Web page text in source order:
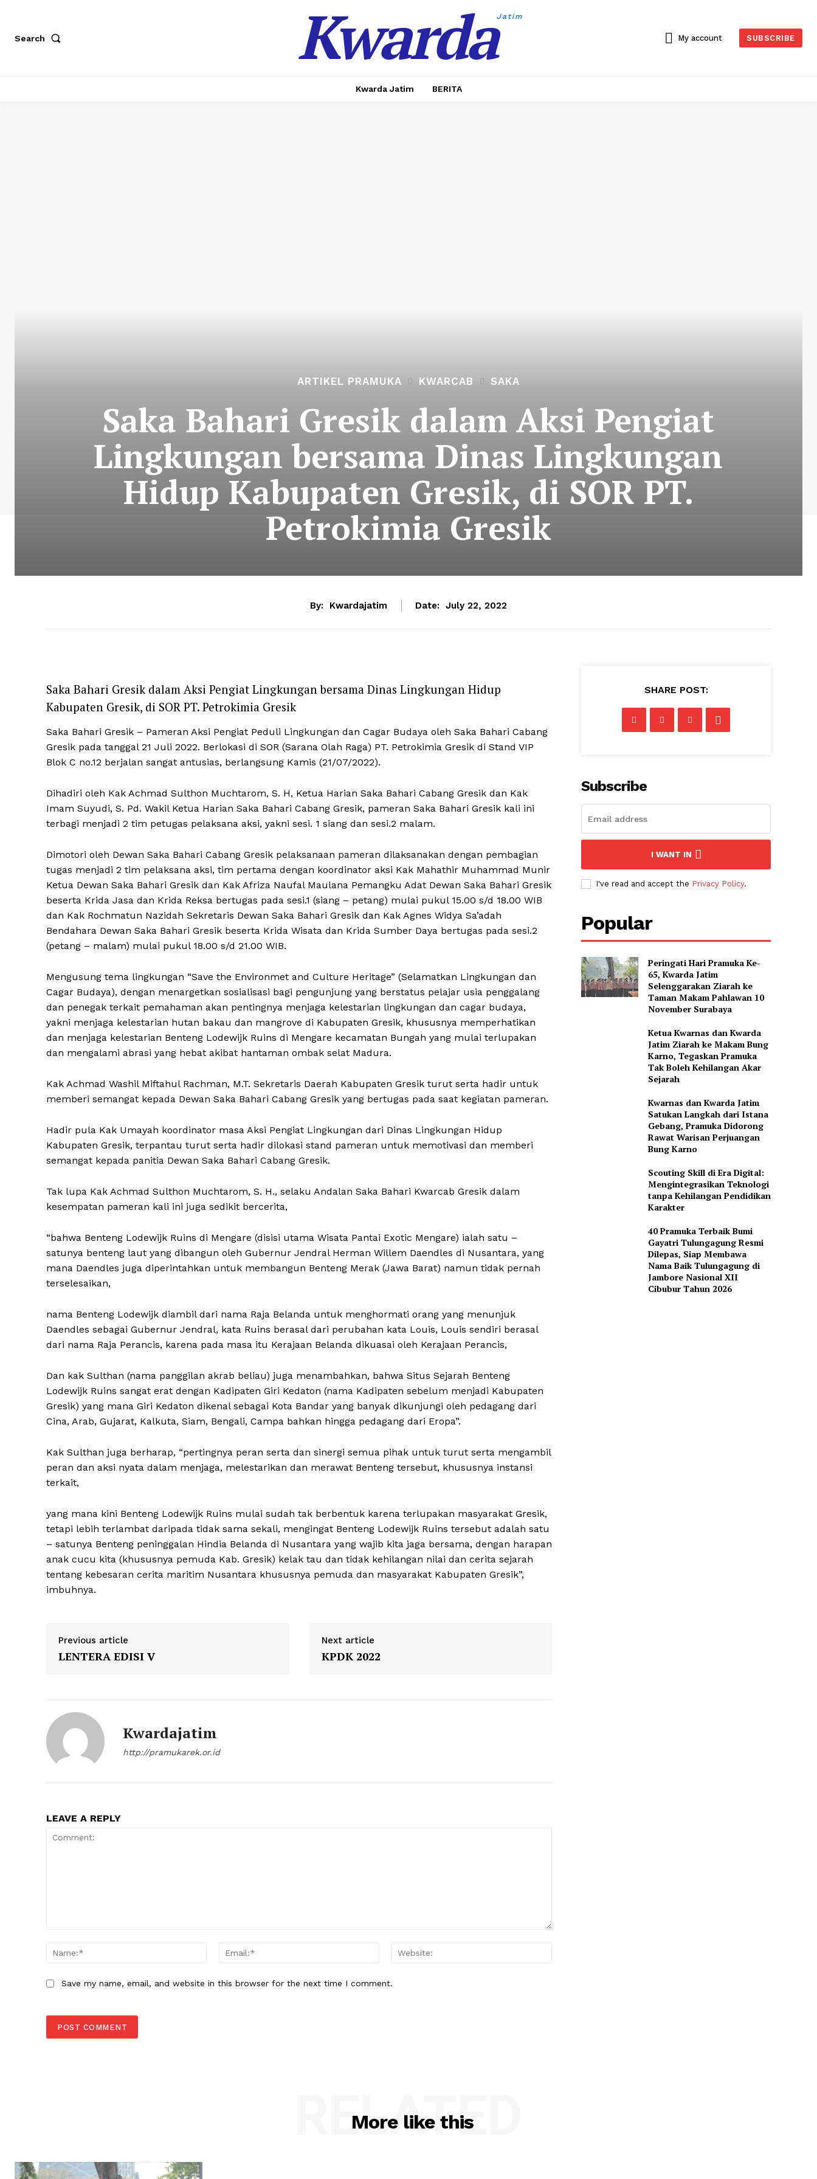
Search KwardaJatim
My account SUBSCRIBE
Kwarda Jatim BERITA
ARTIKEL PRAMUKA KWARCAB SAKA
Saka Bahari Gresik dalam Aksi Pengiat
Lingkungan bersama Dinas Lingkungan
Hidup Kabupaten Gresik, di SOR PT.
Petrokimia Gresik
By: Kwardajatim Date: July 22, 2022
Saka Bahari Gresik dalam Aksi Pengiat Lingkungan bersama Dinas Lingkungan Hidup
Kabupaten Gresik, di SOR PT. Petrokimia Gresik
Saka Bahari Gresik – Pameran Aksi Pengiat Peduli Lingkungan dan Cagar Budaya oleh Saka Bahari Cabang
Gresik pada tanggal 21 Juli 2022. Berlokasi di SOR (Sarana Olah Raga) PT. Petrokimia Gresik di Stand VIP
Blok C no.12 berjalan sangat antusias, berlangsung Kamis (21/07/2022).
Dihadiri oleh Kak Achmad Sulthon Muchtarom, S. H, Ketua Harian Saka Bahari Cabang Gresik dan Kak
Imam Suyudi, S. Pd. Wakil Ketua Harian Saka Bahari Cabang Gresik, pameran Saka Bahari Gresik kali ini
terbagi menjadi 2 tim petugas pelaksana aksi, yakni sesi. 1 siang dan sesi.2 malam.
Dimotori oleh Dewan Saka Bahari Cabang Gresik pelaksanaan pameran dilaksanakan dengan pembagian
tugas menjadi 2 tim pelaksana aksi, tim pertama dengan koordinator aksi Kak Mahathir Muhammad Munir
Ketua Dewan Saka Bahari Gresik dan Kak Afriza Naufal Maulana Pemangku Adat Dewan Saka Bahari Gresik
beserta Krida Jasa dan Krida Reksa bertugas pada sesi.1 (siang – petang) mulai pukul 15.00 s/d 18.00 WIB
dan Kak Rochmatun Nazidah Sekretaris Dewan Saka Bahari Gresik dan Kak Agnes Widya Sa’adah
Bendahara Dewan Saka Bahari Gresik beserta Krida Wisata dan Krida Sumber Daya bertugas pada sesi.2
(petang – malam) mulai pukul 18.00 s/d 21.00 WIB.
Mengusung tema lingkungan “Save the Environmet and Culture Heritage” (Selamatkan Lingkungan dan
Cagar Budaya), dengan menargetkan sosialisasi bagi pengunjung yang berstatus pelajar usia penggalang
dan penegak terkait pemahaman akan pentingnya menjaga kelestarian lingkungan dan cagar budaya,
yakni menjaga kelestarian hutan bakau dan mangrove di Kabupaten Gresik, khususnya memperhatikan
dan menjaga kelestarian Benteng Lodewijk Ruins di Mengare kecamatan Bungah yang mulai terlupakan
dan mengalami abrasi yang hebat akibat hantaman ombak selat Madura.
Kak Achmad Washil Miftahul Rachman, M.T. Sekretaris Daerah Kabupaten Gresik turut serta hadir untuk
memberi semangat kepada Dewan Saka Bahari Cabang Gresik yang bertugas pada saat kegiatan pameran.
Hadir pula Kak Umayah koordinator masa Aksi Pengiat Lingkungan dari Dinas Lingkungan Hidup
Kabupaten Gresik, terpantau turut serta hadir dilokasi stand pameran untuk memotivasi dan memberi
semangat kepada panitia Dewan Saka Bahari Cabang Gresik.
Tak lupa Kak Achmad Sulthon Muchtarom, S. H., selaku Andalan Saka Bahari Kwarcab Gresik dalam
kesempatan pameran kali ini juga sedikit bercerita,
“bahwa Benteng Lodewijk Ruins di Mengare (disisi utama Wisata Pantai Exotic Mengare) ialah satu –
satunya benteng laut yang dibangun oleh Gubernur Jendral Herman Willem Daendles di Nusantara, yang
mana Daendles juga diperintahkan untuk membangun Benteng Merak (Jawa Barat) namun tidak pernah
terselesaikan,
nama Benteng Lodewijk diambil dari nama Raja Belanda untuk menghormati orang yang menunjuk
Daendles sebagai Gubernur Jendral, kata Ruins berasal dari perubahan kata Louis, Louis sendiri berasal
dari nama Raja Perancis, karena pada masa itu Kerajaan Belanda dikuasai oleh Kerajaan Perancis,
Dan kak Sulthan (nama panggilan akrab beliau) juga menambahkan, bahwa Situs Sejarah Benteng
Lodewijk Ruins sangat erat dengan Kadipaten Giri Kedaton (nama Kadipaten sebelum menjadi Kabupaten
Gresik) yang mana Giri Kedaton dikenal sebagai Kota Bandar yang banyak dikunjungi oleh pedagang dari
Cina, Arab, Gujarat, Kalkuta, Siam, Bengali, Campa bahkan hingga pedagang dari Eropa”.
Kak Sulthan juga berharap, “pertingnya peran serta dan sinergi semua pihak untuk turut serta mengambil
peran dan aksi nyata dalam menjaga, melestarikan dan merawat Benteng tersebut, khususnya instansi
terkait,
yang mana kini Benteng Lodewijk Ruins mulai sudah tak berbentuk karena terlupakan masyarakat Gresik,
tetapi lebih terlambat daripada tidak sama sekali, mengingat Benteng Lodewijk Ruins tersebut adalah satu
– satunya Benteng peninggalan Hindia Belanda di Nusantara yang wajib kita jaga bersama, dengan harapan
anak cucu kita (khususnya pemuda Kab. Gresik) kelak tau dan tidak kehilangan nilai dan cerita sejarah
tentang kebesaran cerita maritim Nusantara khususnya pemuda dan masyarakat Kabupaten Gresik”,
imbuhnya.
Previous article
LENTERA EDISI V
Next article
KPDK 2022
Kwardajatim
http://pramukarek.or.id
LEAVE A REPLY
Name:*
Email:*
Save my name, email, and website in this browser for the next time I comment.
SHARE POST:
Subscribe
I WANT IN
I've read and accept the Privacy Policy.
Popular
Peringati Hari Pramuka Ke-
65, Kwarda Jatim
Selenggarakan Ziarah ke
Taman Makam Pahlawan 10
November Surabaya
Ketua Kwarnas dan Kwarda
Jatim Ziarah ke Makam Bung
Karno, Tegaskan Pramuka
Tak Boleh Kehilangan Akar
Sejarah
Kwarnas dan Kwarda Jatim
Satukan Langkah dari Istana
Gebang, Pramuka Didorong
Rawat Warisan Perjuangan
Bung Karno
Scouting Skill di Era Digital:
Mengintegrasikan Teknologi
tanpa Kehilangan Pendidikan
Karakter
40 Pramuka Terbaik Bumi
Gayatri Tulungagung Resmi
Dilepas, Siap Membawa
Nama Baik Tulungagung di
Jambore Nasional XII
Cibubur Tahun 2026
More like this
RELATED